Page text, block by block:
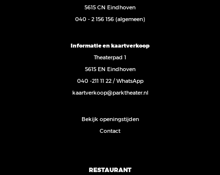
5615 CN Eindhoven
040 - 2 156 156 (algemeen)
Informatie en kaartverkoop
Theaterpad 1
5615 EN Eindhoven
040 -211 11 22/ WhatsApp
kaartverkoop@parktheater.nl
Bekijk openingstijden
Contact
RESTAURANT